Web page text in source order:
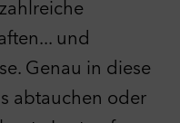
und
Genau in diese
abtauchen oder